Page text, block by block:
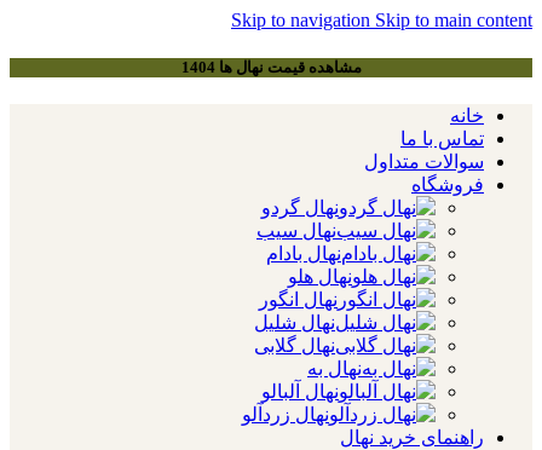
Skip to navigation Skip to main content
مشاهده قیمت نهال ها 1404
خانه
تماس با ما
سوالات متداول
فروشگاه
نهال گردو
نهال سیب
نهال بادام
نهال هلو
نهال انگور
نهال شلیل
نهال گلابی
نهال به
نهال آلبالو
نهال زردآلو
راهنمای خرید نهال